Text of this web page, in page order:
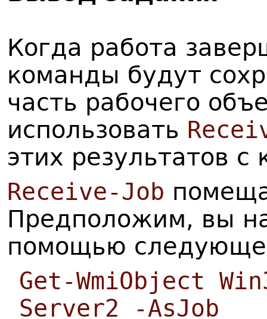
Когда работа
команды будут
часть рабочего
использовать
этих результатов
Receive-Job
Предположим, вы
помощью
Get-WmiObject
Server2 -AsJob